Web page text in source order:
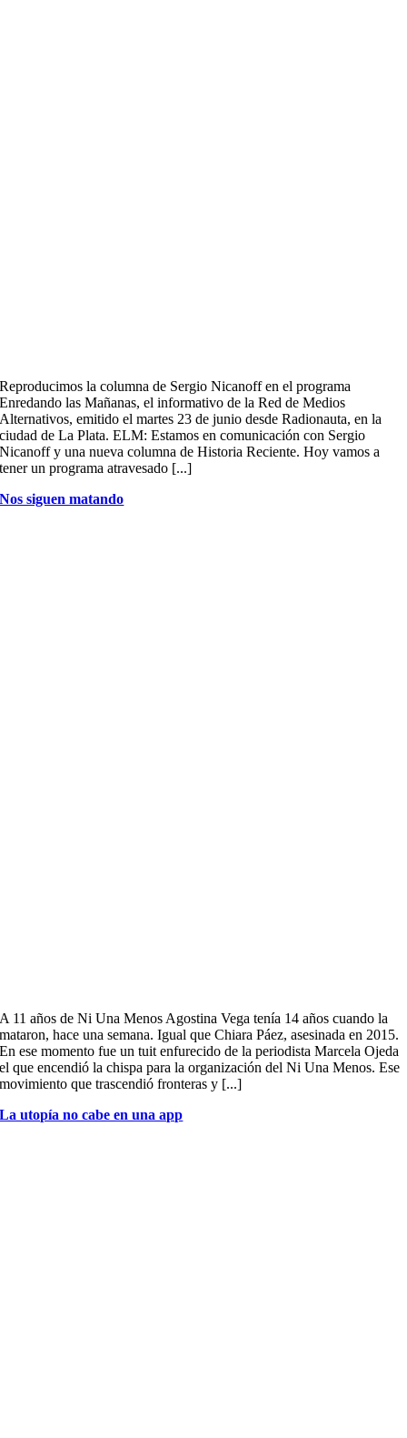
Reproducimos la columna de Sergio Nicanoff en el programa
Enredando las Mañanas, el informativo de la Red de Medios
Alternativos, emitido el martes 23 de junio desde Radionauta, en la
ciudad de La Plata. ELM: Estamos en comunicación con Sergio
Nicanoff y una nueva columna de Historia Reciente. Hoy vamos a
tener un programa atravesado [...]
Nos siguen matando
A 11 años de Ni Una Menos Agostina Vega tenía 14 años cuando la
mataron, hace una semana. Igual que Chiara Páez, asesinada en 2015.
En ese momento fue un tuit enfurecido de la periodista Marcela Ojeda
el que encendió la chispa para la organización del Ni Una Menos. Ese
movimiento que trascendió fronteras y [...]
La utopía no cabe en una app